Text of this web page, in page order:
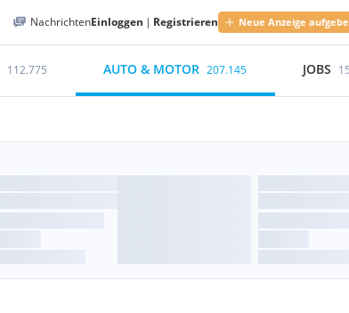
NachrichtenEinloggen | Registrieren Neue Anzeige
112.775 AUTO & MOTOR 207.145 JOBS